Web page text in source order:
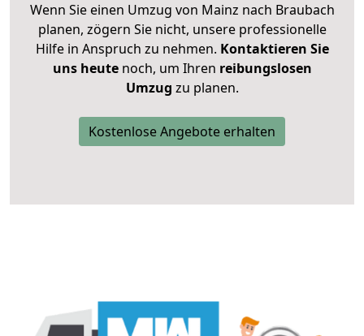
Wenn Sie einen Umzug von Mainz nach Braubach
planen, zögern Sie nicht, unsere professionelle
Hilfe in Anspruch zu nehmen. Kontaktieren Sie
uns heutenoch, um Ihren reibungslosen
Umzug zu planen.
Kostenlose Angebote erhalten